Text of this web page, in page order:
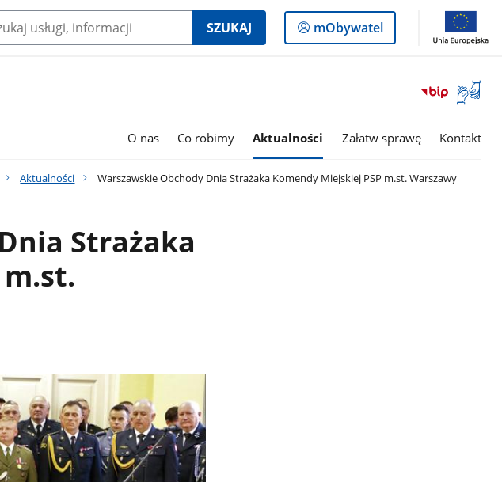
SZUKAJ
Logowanie
do
mObywatel
Otwórz
okno
O nas Co robimy Aktualności Załatw sprawę Kontakt
Aktualności Warszawskie Obchody Dnia Strażaka Komendy Miejskiej PSP m.st. Warszawy
Strażaka